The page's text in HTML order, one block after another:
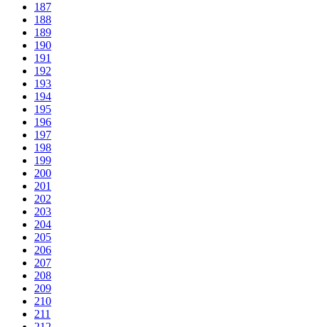
187
188
189
190
191
192
193
194
195
196
197
198
199
200
201
202
203
204
205
206
207
208
209
210
211